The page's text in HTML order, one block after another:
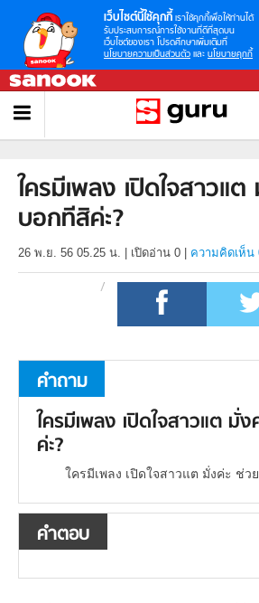
เว็บไซต์นี้ใช้คุกกี้ เราใช้คุกกี้เพื่อให้ท่านได้
รับประสบการณ์การใช้งานที่ดีที่สุดบน
เว็บไซต์ของเรา โปรดศึกษาเพิ่มเติมที่
นโยบายความเป็นส่วนตัว และ นโยบายคุกกี้
ใครมีเพลง เปิดใจสาวแ
บอกทีสิค่ะ?
26 พ.ย. 56 05.25 น. เปิดอ่าน 0 ความคิดเห็น
คำถาม
ใครมีเพลง เปิดใจสาวแต มั่
ค่ะ?
ใครมีเพลง เปิดใจสาวแต มั่งค่ะ ช่ว
คำตอบ